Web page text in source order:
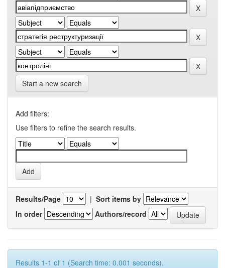
Start a new search
Add filters:
Use filters to refine the search results.
Results/Page | Sort items by
In order
Authors/record
Results 1-1 of 1 (Search time: 0.001 seconds).